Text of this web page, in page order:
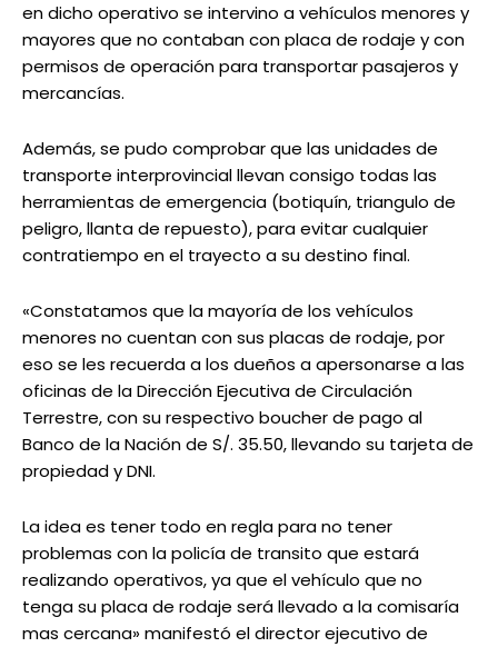
en dicho operativo se intervino a vehículos menores y
mayores que no contaban con placa de rodaje y con
permisos de operación para transportar pasajeros y
mercancías.
Además, se pudo comprobar que las unidades de
transporte interprovincial llevan consigo todas las
herramientas de emergencia (botiquín, triangulo de
peligro, llanta de repuesto), para evitar cualquier
contratiempo en el trayecto a su destino final.
«Constatamos que la mayoría de los vehículos
menores no cuentan con sus placas de rodaje, por
eso se les recuerda a los dueños a apersonarse a las
oficinas de la Dirección Ejecutiva de Circulación
Terrestre, con su respectivo boucher de pago al
Banco de la Nación de S/. 35.50, llevando su tarjeta de
propiedad y DNI.
La idea es tener todo en regla para no tener
problemas con la policía de transito que estará
realizando operativos, ya que el vehículo que no
tenga su placa de rodaje será llevado a la comisaría
mas cercana» manifestó el director ejecutivo de